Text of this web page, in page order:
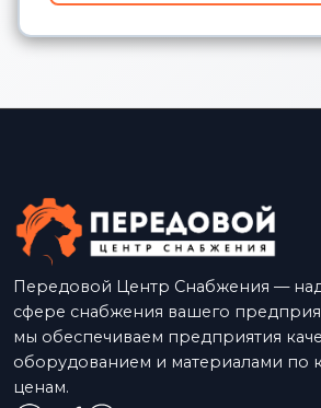
Передовой Центр Снабжения —
сфере снабжения вашего
мы обеспечиваем предприятия
оборудованием и материалами по
ценам.